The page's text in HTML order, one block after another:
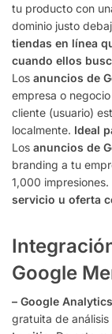
tu producto con
dominio justo
tiendas en línea
cuando ellos
Los anuncios de
empresa o
cliente (usuario)
localmente. Ideal
Los anuncios de
branding a tu
1,000 impresiones.
servicio u oferta
Google
– Google Analytics
gratuita de